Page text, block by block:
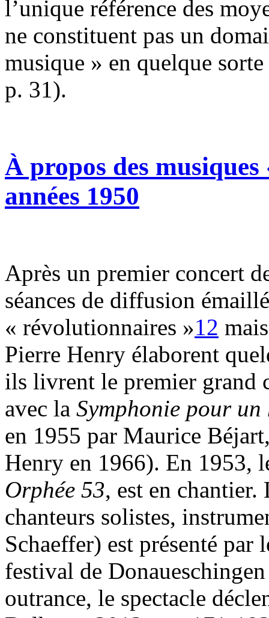
l’unique référence des
ne constituent pas un
musique » en quelque
p. 31).
À propos des
années 1950
Après un premier concert
séances de diffusion
« révolutionnaires »12
Pierre Henry élaborent
ils livrent le premier grand
avec la Symphonie pour un
en 1955 par Maurice
Henry en 1966). En 1953,
Orphée 53, est en chantier.
chanteurs solistes,
Schaeffer) est présenté par
festival de
outrance, le spectacle